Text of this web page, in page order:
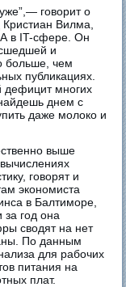
говорит о
Вилма,
в IT-сфере. Он
и
больше, чем
публикациях.
дефицит многих
днем с
даже молоко и
выше
говорят и
экономиста
в Балтиморе,
год она
сводят на нет
По данным
для рабочих
питания на
плат.